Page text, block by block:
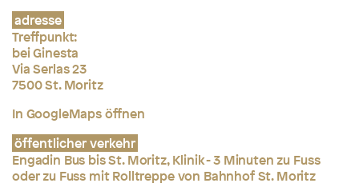
adresse
Treffpunkt:
bei Ginesta
Via Serlas 23
7500 St. Moritz
In GoogleMaps öffnen
öffentlicher verkehr
Engadin Bus bis St. Moritz, Klinik - 3 Minuten zu Fuss
oder zu Fuss mit Rolltreppe von Bahnhof St. Moritz